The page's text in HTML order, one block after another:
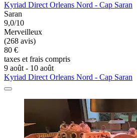
Kyriad Direct Orleans Nord - Cap Saran
Saran
9,0/10
Merveilleux
(268 avis)
80 €
taxes et frais compris
9 août - 10 août
Kyriad Direct Orleans Nord - Cap Saran